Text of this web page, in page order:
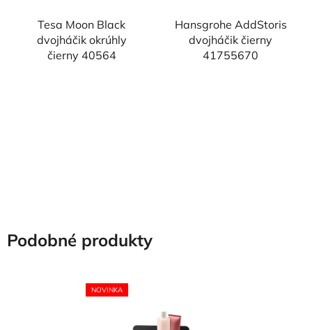
Tesa Moon Black
dvojháčik okrúhly
čierny 40564
Hansgrohe AddStoris
dvojháčik čierny
41755670
Podobné produkty
NOVINKA